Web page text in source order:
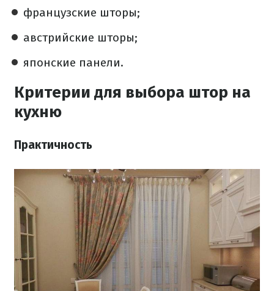
французские шторы;
австрийские шторы;
японские панели.
Критерии для выбора штор на
кухню
Практичность